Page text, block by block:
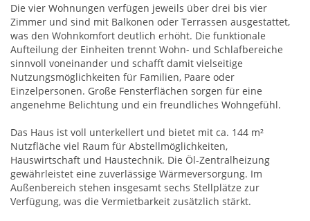
Die vier Wohnungen verfügen jeweils über drei bis vier
Zimmer und sind mit Balkonen oder Terrassen ausgestattet,
was den Wohnkomfort deutlich erhöht. Die funktionale
Aufteilung der Einheiten trennt Wohn- und Schlafbereiche
sinnvoll voneinander und schafft damit vielseitige
Nutzungsmöglichkeiten für Familien, Paare oder
Einzelpersonen. Große Fensterflächen sorgen für eine
angenehme Belichtung und ein freundliches Wohngefühl.
Das Haus ist voll unterkellert und bietet mit ca. 144 m²
Nutzfläche viel Raum für Abstellmöglichkeiten,
Hauswirtschaft und Haustechnik. Die Öl-Zentralheizung
gewährleistet eine zuverlässige Wärmeversorgung. Im
Außenbereich stehen insgesamt sechs Stellplätze zur
Verfügung, was die Vermietbarkeit zusätzlich stärkt.